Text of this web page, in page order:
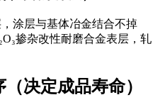
涂层与基体冶金结合不掉
掺杂改性耐磨合金表层，轧
决定成品寿命）